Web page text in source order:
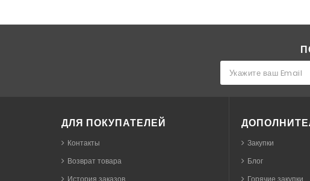
ДЛЯ ПОКУПАТЕЛЕЙ
Контакты
Возврат товара
История заказов
Закупки
Блог
Горячие закупки